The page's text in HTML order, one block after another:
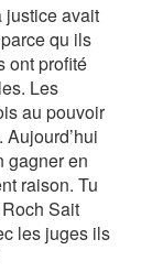
justice avait
qu ils
ont profité
Les
au pouvoir
gagner en
raison. Tu
Sait
les juges ils